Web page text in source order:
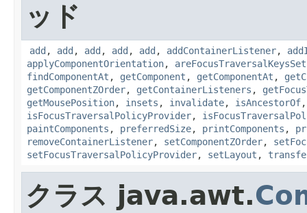
ッド
add , add , add , add , add , addContainerListener,
applyComponentOrientation, areFocusTraversalKeysSet
findComponentAt , getComponent , getComponentAt ,
getComponentZOrder, getContainerListeners ,
getMousePosition, insets , invalidate, isAncestorOf
isFocusTraversalPolicyProvider,
paintComponents , preferredSize, printComponents ,
removeContainerListener, setComponentZOrder,
setFocusTraversalPolicyProvider, setLayout ,
クラス java.awt.